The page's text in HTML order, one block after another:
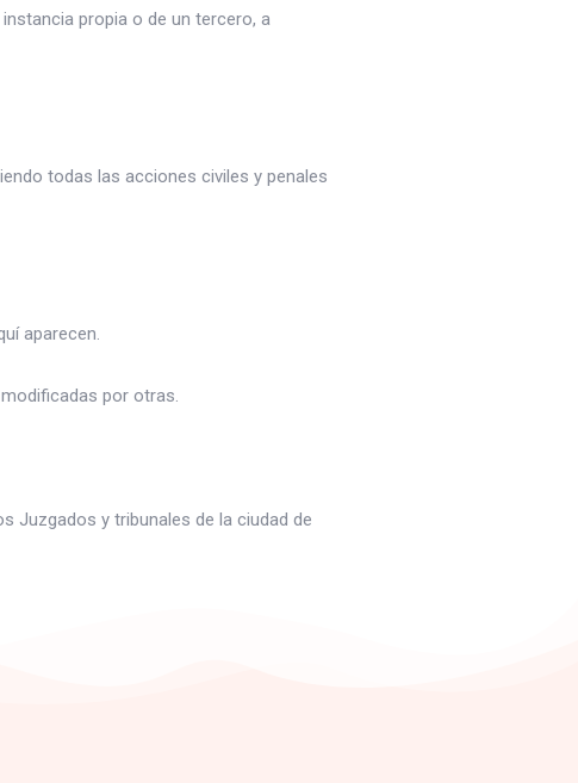
propia o de un tercero, a
todas las acciones civiles y penales
aparecen.
por otras.
Juzgados y tribunales de la ciudad de